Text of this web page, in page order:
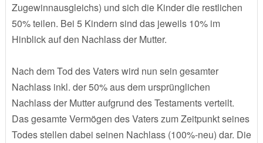
Zugewinnausgleichs) und sich die Kinder die restlichen
50% teilen. Bei 5 Kindern sind das jeweils 10% im
Hinblick auf den Nachlass der Mutter.
Nach dem Tod des Vaters wird nun sein gesamter
Nachlass inkl. der 50% aus dem ursprünglichen
Nachlass der Mutter aufgrund des Testaments verteilt.
Das gesamte Vermögen des Vaters zum Zeitpunkt seines
Todes stellen dabei seinen Nachlass (100%-neu) dar. Die